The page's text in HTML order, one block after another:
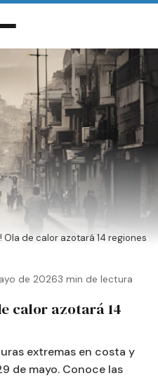
Ola de calor azotará 14 regiones
de 20263 min de lectura
calor azotará 14
extremas en costa y
de mayo. Conoce las